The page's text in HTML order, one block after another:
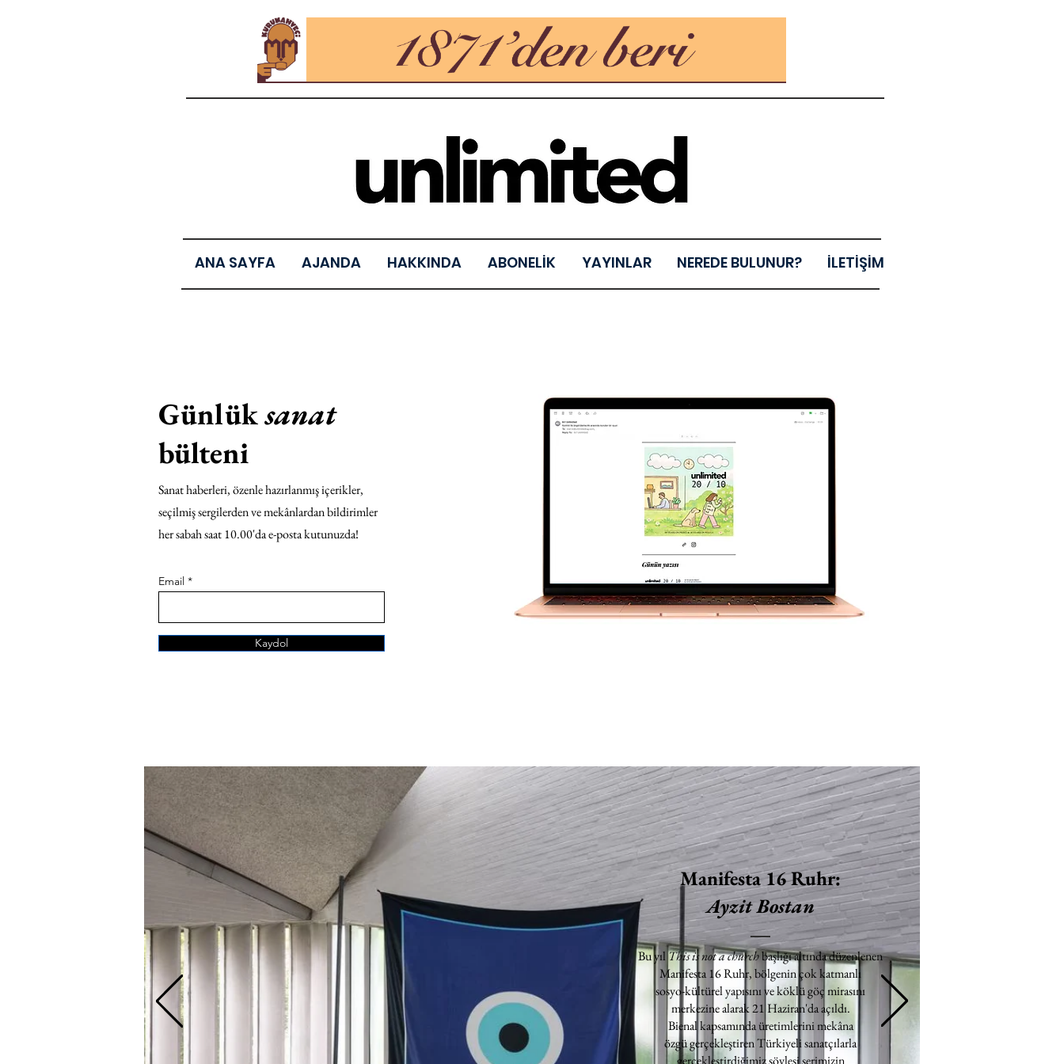
ANA SAYFA AJANDA HAKKINDA ABONELİK YAYINLAR NEREDE BULUNUR? İLETİŞİM
Günlüksanat
bülteni
Sanat haberleri, özenle hazırlanmış içerikler,
seçilmiş sergilerden ve mekânlardan bildirimler
her sabah saat 10.00'da e-posta kutunuzda!
Email
Kaydol
Manifesta 16 Ruhr:
Ayzit Bostan
Bu yılThis is not a churchbaşlığı altında düzenlenen
Manifesta 16 Ruhr, bölgenin çok katmanlı
sosyo-kültürel yapısını ve köklü göç mirasını
merkezine alarak 21 Haziran'da açıldı.
Bienal kapsamında üretimlerini mekâna
özgü gerçekleştiren Türkiyeli sanatçılarla
gerçekleştirdiğimiz söyleşi serimizin